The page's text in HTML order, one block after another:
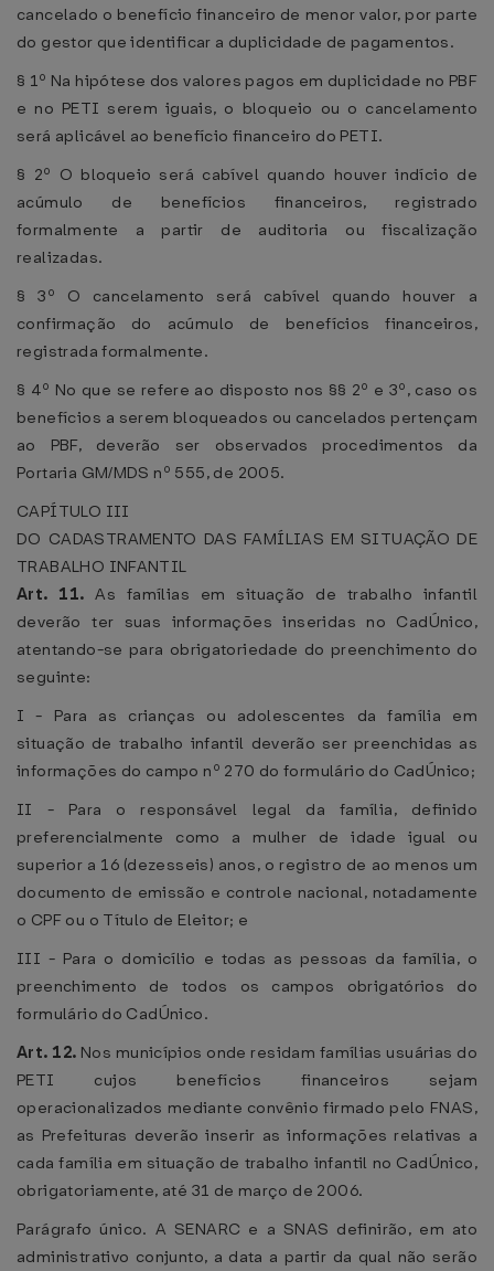
cancelado o benefício financeiro de menor valor, por parte
do gestor que identificar a duplicidade de pagamentos.
§ 1º Na hipótese dos valores pagos em duplicidade no PBF
e no PETI serem iguais, o bloqueio ou o cancelamento
será aplicável ao benefício financeiro do PETI.
§ 2º O bloqueio será cabível quando houver indício de
acúmulo de benefícios financeiros, registrado
formalmente a partir de auditoria ou fiscalização
realizadas.
§ 3º O cancelamento será cabível quando houver a
confirmação do acúmulo de benefícios financeiros,
registrada formalmente.
§ 4º No que se refere ao disposto nos §§ 2º e 3º, caso os
benefícios a serem bloqueados ou cancelados pertençam
ao PBF, deverão ser observados procedimentos da
Portaria GM/MDS nº 555, de 2005.
CAPÍTULO III
DO CADASTRAMENTO DAS FAMÍLIAS EM SITUAÇÃO DE
TRABALHO INFANTIL
Art. 11.As famílias em situação de trabalho infantil
deverão ter suas informações inseridas no CadÚnico,
atentando-se para obrigatoriedade do preenchimento do
seguinte:
I - Para as crianças ou adolescentes da família em
situação de trabalho infantil deverão ser preenchidas as
informações do campo nº 270 do formulário do CadÚnico;
II - Para o responsável legal da família, definido
preferencialmente como a mulher de idade igual ou
superior a 16 (dezesseis) anos, o registro de ao menos um
documento de emissão e controle nacional, notadamente
o CPF ou o Título de Eleitor; e
III - Para o domicílio e todas as pessoas da família, o
preenchimento de todos os campos obrigatórios do
formulário do CadÚnico.
Art. 12. Nos municípios onde residam famílias usuárias do
PETI cujos benefícios financeiros sejam
operacionalizados mediante convênio firmado pelo FNAS,
as Prefeituras deverão inserir as informações relativas a
cada família em situação de trabalho infantil no CadÚnico,
obrigatoriamente, até 31 de março de 2006.
Parágrafo único. A SENARC e a SNAS definirão, em ato
administrativo conjunto, a data a partir da qual não serão